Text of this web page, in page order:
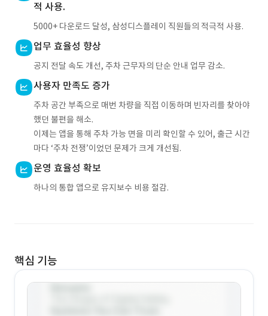
적 사용.
5000+ 다운로드 달성, 삼성디스플레이 직원들의 적극적 사용.
업무 효율성 향상
공지 전달 속도 개선, 주차 근무자의 단순 안내 업무 감소.
사용자 만족도 증가
주차 공간 부족으로 매번 차량을 직접 이동하며 빈자리를 찾아야
했던 불편을 해소.
이제는 앱을 통해 주차 가능 면을 미리 확인할 수 있어, 출근 시간
마다 ‘주차 전쟁’이었던 문제가 크게 개선됨.
운영 효율성 확보
하나의 통합 앱으로 유지보수 비용 절감.
핵심 기능